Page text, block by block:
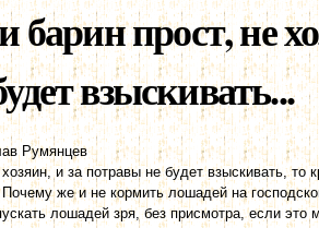
барин прост, не
взыскивать...
Румянцев
и за потравы не будет взыскивать, то
же и не кормить лошадей на
лошадей зря, без присмотра, если это